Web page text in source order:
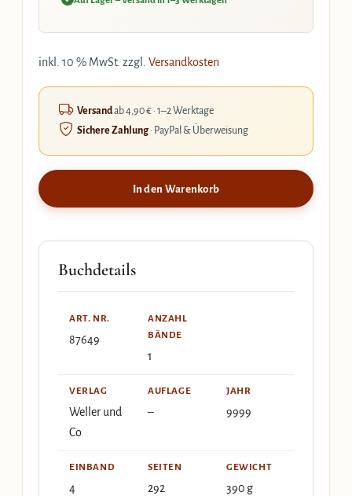
inkl. 10 % MwSt. zzgl. Versandkosten
Versandab 4,90 € · 1–2 Werktage
Sichere Zahlung· PayPal & Überweisung
In den Warenkorb
Buchdetails
ART. NR.
87649
ANZAHL
BÄNDE
1
VERLAG
Weller und
Co
AUFLAGE
–
JAHR
9999
EINBAND
4
SEITEN
292
GEWICHT
390 g